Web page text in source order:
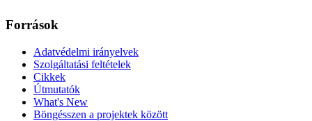
Források
Adatvédelmi irányelvek
Szolgáltatási feltételek
Cikkek
Útmutatók
What's New
Böngésszen a projektek között